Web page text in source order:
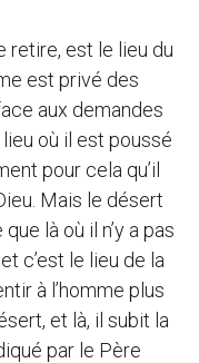
retire, est le lieu du
est privé des
aux demandes
où il est poussé
pour cela qu’il
Mais le désert
là où il n’y a pas
c’est le lieu de la
à l’homme plus
et là, il subit la
par le Père